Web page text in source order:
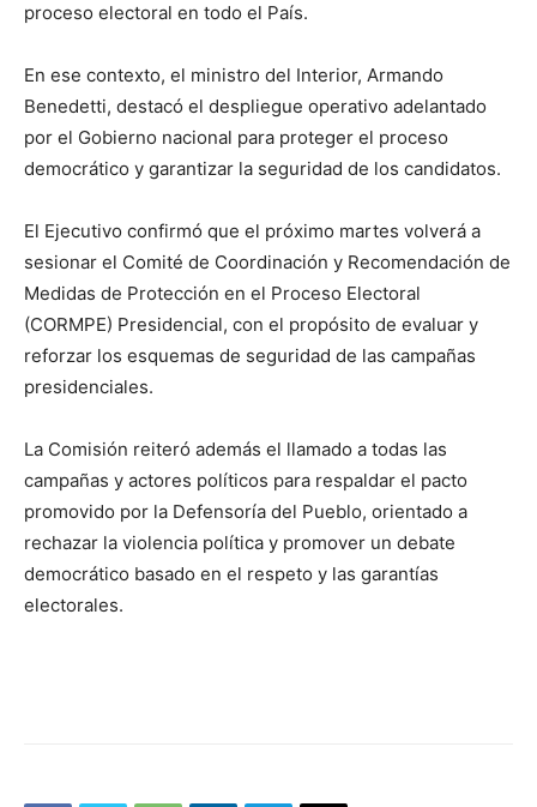
proceso electoral en todo el País.
En ese contexto, el ministro del Interior, Armando
Benedetti, destacó el despliegue operativo adelantado
por el Gobierno nacional para proteger el proceso
democrático y garantizar la seguridad de los candidatos.
El Ejecutivo confirmó que el próximo martes volverá a
sesionar el Comité de Coordinación y Recomendación de
Medidas de Protección en el Proceso Electoral
(CORMPE) Presidencial, con el propósito de evaluar y
reforzar los esquemas de seguridad de las campañas
presidenciales.
La Comisión reiteró además el llamado a todas las
campañas y actores políticos para respaldar el pacto
promovido por la Defensoría del Pueblo, orientado a
rechazar la violencia política y promover un debate
democrático basado en el respeto y las garantías
electorales.